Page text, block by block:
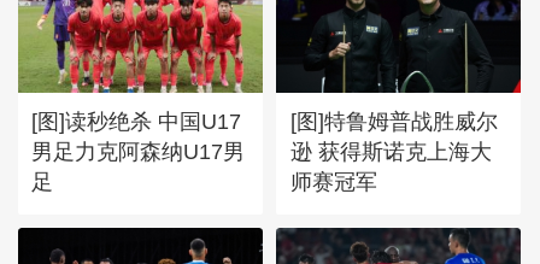
[图]商竣程2-1卢布列夫 晋级
蒙特利尔站男单第三轮
[图]读秒绝杀 中国U17
男足力克阿森纳U17男
足
[图]特鲁姆普战胜威尔
逊 获得斯诺克上海大
师赛冠军